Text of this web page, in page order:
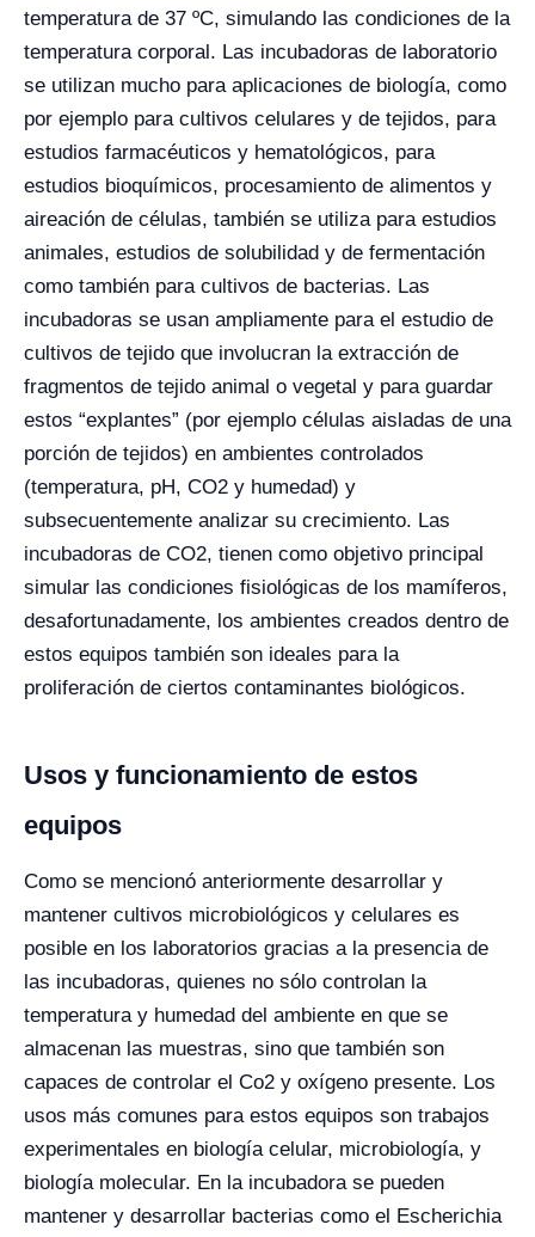
temperatura de 37 ºC, simulando las condiciones de la
temperatura corporal. Las incubadoras de laboratorio
se utilizan mucho para aplicaciones de biología, como
por ejemplo para cultivos celulares y de tejidos, para
estudios farmacéuticos y hematológicos, para
estudios bioquímicos, procesamiento de alimentos y
aireación de células, también se utiliza para estudios
animales, estudios de solubilidad y de fermentación
como también para cultivos de bacterias. Las
incubadoras se usan ampliamente para el estudio de
cultivos de tejido que involucran la extracción de
fragmentos de tejido animal o vegetal y para guardar
estos “explantes” (por ejemplo células aisladas de una
porción de tejidos) en ambientes controlados
(temperatura, pH, CO2 y humedad) y
subsecuentemente analizar su crecimiento. Las
incubadoras de CO2, tienen como objetivo principal
simular las condiciones fisiológicas de los mamíferos,
desafortunadamente, los ambientes creados dentro de
estos equipos también son ideales para la
proliferación de ciertos contaminantes biológicos.
Usos y funcionamiento de estos
equipos
Como se mencionó anteriormente desarrollar y
mantener cultivos microbiológicos y celulares es
posible en los laboratorios gracias a la presencia de
las incubadoras, quienes no sólo controlan la
temperatura y humedad del ambiente en que se
almacenan las muestras, sino que también son
capaces de controlar el Co2 y oxígeno presente. Los
usos más comunes para estos equipos son trabajos
experimentales en biología celular, microbiología, y
biología molecular. En la incubadora se pueden
mantener y desarrollar bacterias como el Escherichia